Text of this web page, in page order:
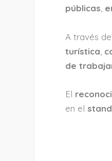
públicas,
A través de
turística
de
El
en el